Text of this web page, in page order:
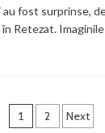
fost surprinse,
Retezat.
Paginație
1 2 Next